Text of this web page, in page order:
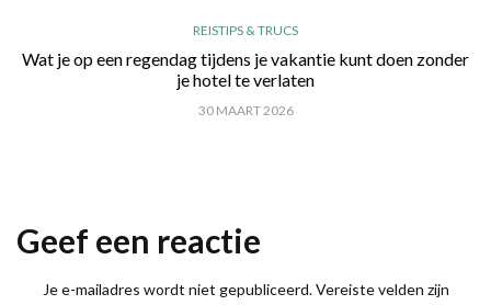
REISTIPS & TRUCS
Wat je op een regendag tijdens je vakantie kunt doen zonder
je hotel te verlaten
30 MAART 2026
Geef een reactie
Je e-mailadres wordt niet gepubliceerd. Vereiste velden zijn